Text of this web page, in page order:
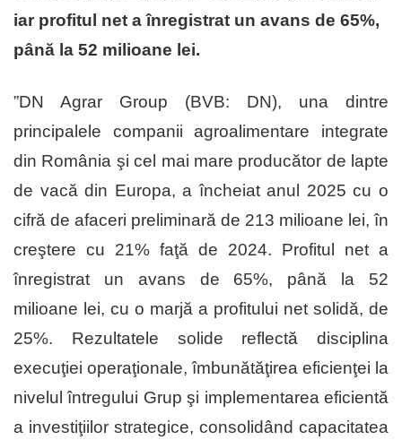
iar profitul net a înregistrat un avans de 65%,
până la 52 milioane lei.
”DN Agrar Group (BVB: DN), una dintre
principalele companii agroalimentare integrate
din România şi cel mai mare producător de lapte
de vacă din Europa, a încheiat anul 2025 cu o
cifră de afaceri preliminară de 213 milioane lei, în
creştere cu 21% faţă de 2024. Profitul net a
înregistrat un avans de 65%, până la 52
milioane lei, cu o marjă a profitului net solidă, de
25%. Rezultatele solide reflectă disciplina
execuţiei operaţionale, îmbunătăţirea eficienţei la
nivelul întregului Grup şi implementarea eficientă
a investiţiilor strategice, consolidând capacitatea